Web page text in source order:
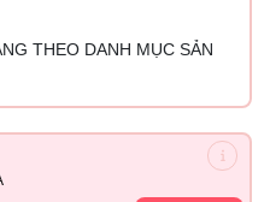
THEO DANH MỤC SẢN